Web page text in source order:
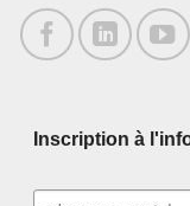
Inscription à